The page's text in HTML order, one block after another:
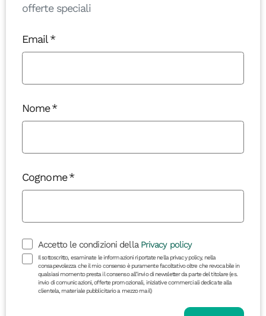
offerte speciali
Email
Nome
Cognome
Accetto le condizioni della Privacy policy
Il sottoscritto, esaminate le informazioni riportate nella privacy policy, nella
consapevolezza che il mio consenso è puramente facoltativo oltre che revocabile in
qualsiasi momento presta il consenso all’invio di newsletter da parte del titolare (es.
invio di comunicazioni, offerte promozionali, iniziative commerciali dedicate alla
clientela, materiale pubblicitario a mezzo mail)